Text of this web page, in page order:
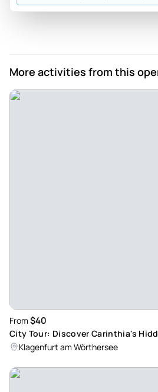
More activities from this
From $40
City Tour: Discover Carinthia's
Klagenfurt am Wörthersee